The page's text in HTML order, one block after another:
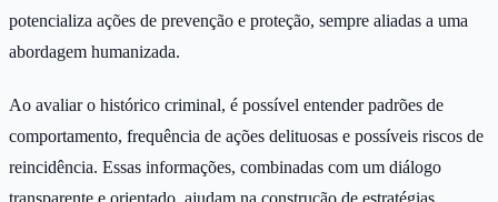
potencializa ações de prevenção e proteção, sempre aliadas a uma
abordagem humanizada.
Ao avaliar o histórico criminal, é possível entender padrões de
comportamento, frequência de ações delituosas e possíveis riscos de
reincidência. Essas informações, combinadas com um diálogo
transparente e orientado, ajudam na construção de estratégias